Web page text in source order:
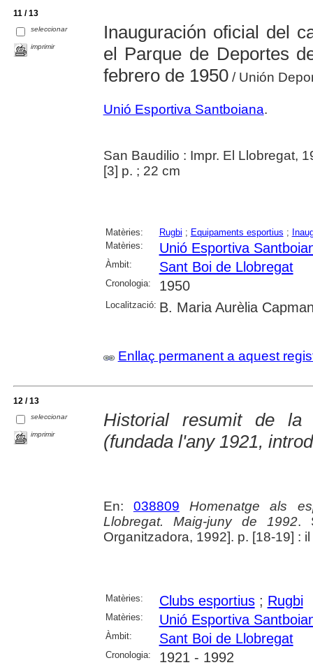
11 / 13
seleccionar
imprimir
Inauguración oficial del
el Parque de Deportes
febrero de 1950/ Unión
Unió Esportiva Santboiana.
San Baudilio : Impr. El Llobregat,
[3] p. ; 22 cm
Matèries: Rugbi ; Equipaments esportius ;
Matèries:
Unió Esportiva
Àmbit: Sant Boi de Llobregat
Cronologia: 1950
Localització: B. Maria Aurèlia
Enllaç permanent a aquest
12 / 13
seleccionar
imprimir
Historial resumit de la
(fundada l'any 1921,
En: 038809
Homenatge als
Llobregat. Maig-juny de 1992.
Organitzadora, 1992]. p. [18-19] : il
Matèries: Clubs esportius; Rugbi
Matèries: Unió Esportiva
Àmbit: Sant Boi de Llobregat
Cronologia: 1921 - 1992